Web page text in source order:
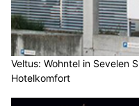
Veltus: Wohntel in Sevelen
Hotelkomfort